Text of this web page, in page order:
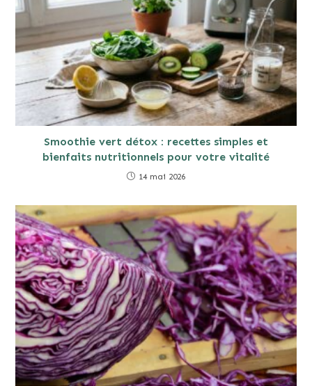
Smoothie vert détox : recettes simples et
bienfaits nutritionnels pour votre vitalité
14 mai 2026